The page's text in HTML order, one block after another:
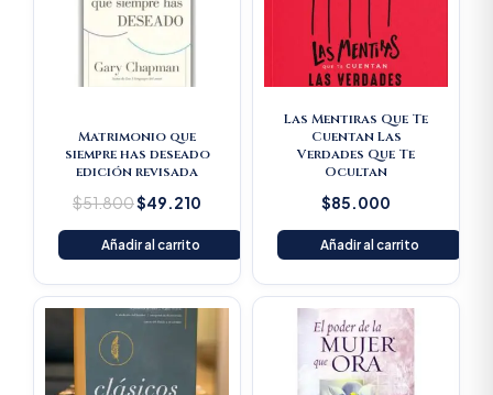
Matrimonio que
siempre has deseado
edición revisada
$51.800$49.210
Añadir al carrito
Las Mentiras Que Te
Cuentan Las
Verdades Que Te
Ocultan
$85.000
Añadir al carrito
Original
price
was:
$80.500.
Current